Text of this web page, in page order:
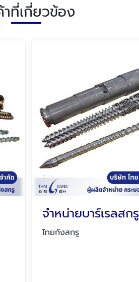
ที่เกี่ยวข้อง
จำหน่ายบาร์เรลสกรู
ไทยกังสกรู